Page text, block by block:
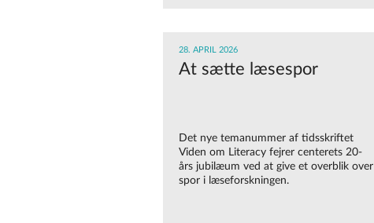
28. APRIL 2026
At sætte læsespor
Det nye temanummer af tidsskriftet
Viden om Literacy fejrer centerets 20-
års jubilæum ved at give et overblik over
spor i læseforskningen.